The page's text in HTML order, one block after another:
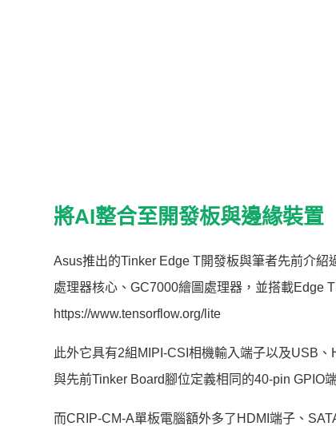
將AI整合至開發板與邊緣裝置
Asus推出的Tinker Edge T開發板與筆者先前介紹
處理器核心、GC7000繪圖處理器，並搭載Edge
https://www.tensorflow.org/lite
此外它具有2組MIPI-CSI相機輸入端子以及USB
與先前Tinker Board腳位定義相同的40-pin GPIO
而CRIP-CM-A單板電腦額外多了HDMI端子、